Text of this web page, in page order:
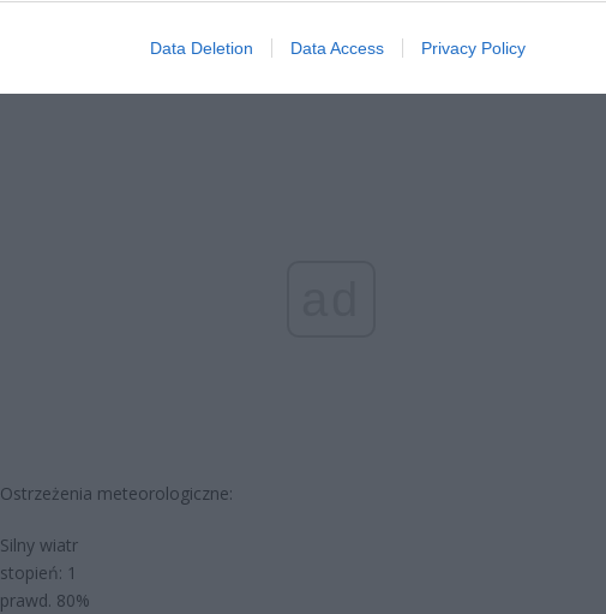
Data Deletion Data Access Privacy Policy
Ostrzeżenia meteorologiczne:
Silny wiatr
stopień: 1
prawd. 80%